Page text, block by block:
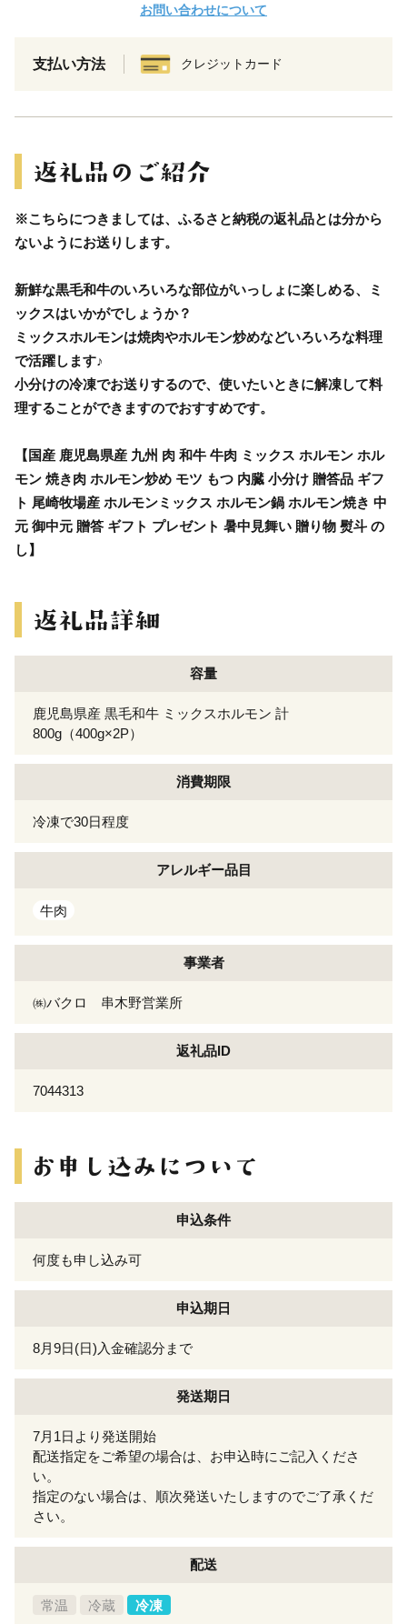
お問い合わせについて
支払い方法 クレジットカード
※こちらにつきましては、ふるさと納税の返礼品とは分から
ないようにお送りします。
新鮮な黒毛和牛のいろいろな部位がいっしょに楽しめる、ミ
ックスはいかがでしょうか？
ミックスホルモンは焼肉やホルモン炒めなどいろいろな料理
で活躍します♪
小分けの冷凍でお送りするので、使いたいときに解凍して料
理することができますのでおすすめです。
【国産 鹿児島県産 九州 肉 和牛 牛肉 ミックス ホルモン ホル
モン 焼き肉 ホルモン炒め モツ もつ 内臓 小分け 贈答品 ギフ
ト 尾崎牧場産 ホルモンミックス ホルモン鍋 ホルモン焼き 中
元 御中元 贈答 ギフト プレゼント 暑中見舞い 贈り物 熨斗 の
し】
容量
鹿児島県産 黒毛和牛 ミックスホルモン 計
800g（400g×2P）
消費期限
冷凍で30日程度
アレルギー品目
牛肉
事業者
㈱バクロ 串木野営業所
返礼品ID
7044313
申込条件
何度も申し込み可
申込期日
8月9日(日)入金確認分まで
発送期日
7月1日より発送開始
配送指定をご希望の場合は、お申込時にご記入くださ
い。
指定のない場合は、順次発送いたしますのでご了承くだ
さい。
配送
常温 冷蔵 冷凍